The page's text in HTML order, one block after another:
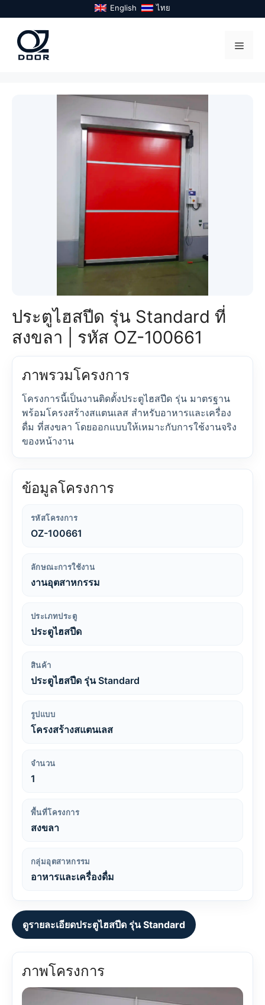
to
content
English ไทย
ประตูไฮสปีด รุ่น Standard ที่
สงขลา | รหัส OZ-100661
ภาพรวมโครงการ
โครงการนี้เป็นงานติดตั้งประตูไฮสปีด รุ่น มาตรฐาน
พร้อมโครงสร้างสแตนเลส สำหรับอาหารและเครื่อง
ดื่ม ที่สงขลา โดยออกแบบให้เหมาะกับการใช้งานจริง
ของหน้างาน
ข้อมูลโครงการ
รหัสโครงการ
OZ-100661
ลักษณะการใช้งาน
งานอุตสาหกรรม
ประเภทประตู
ประตูไฮสปีด
สินค้า
ประตูไฮสปีด รุ่น Standard
รูปแบบ
โครงสร้างสแตนเลส
จำนวน
1
พื้นที่โครงการ
สงขลา
กลุ่มอุตสาหกรรม
อาหารและเครื่องดื่ม
ดูรายละเอียดประตูไฮสปีด รุ่น Standard
ภาพโครงการ